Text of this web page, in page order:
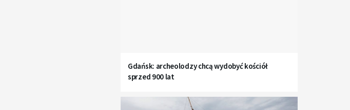
Gdańsk: archeolodzy chcą wydobyć kościół
sprzed 900 lat